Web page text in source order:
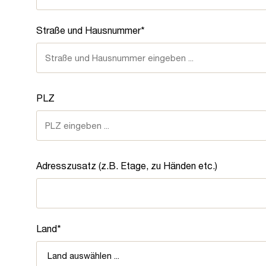
Straße und Hausnummer*
PLZ
Adresszusatz (z.B. Etage, zu Händen etc.)
Land*